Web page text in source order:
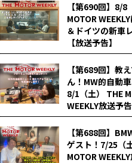
【第690回】8/8
MOTOR
＆ドイツの新車
【放送予告】
【第689回】教
ん！MW的自動
8/1（土） THE
WEEKLY放送予告
【第688回】
ゲスト！7/25（
MOTOR